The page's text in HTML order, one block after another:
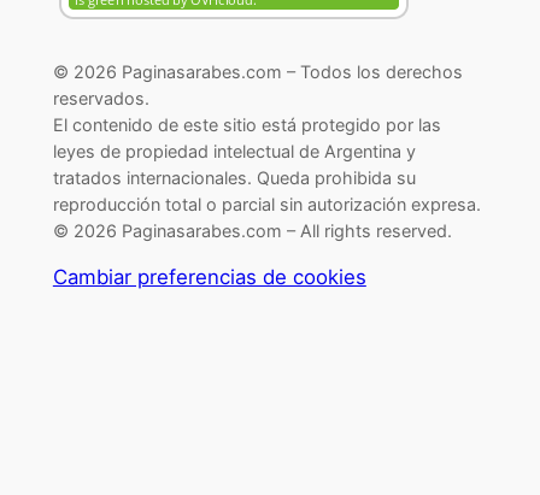
© 2026 Paginasarabes.com – Todos los derechos
reservados.
El contenido de este sitio está protegido por las
leyes de propiedad intelectual de Argentina y
tratados internacionales. Queda prohibida su
reproducción total o parcial sin autorización expresa.
© 2026 Paginasarabes.com – All rights reserved.
Cambiar preferencias de cookies